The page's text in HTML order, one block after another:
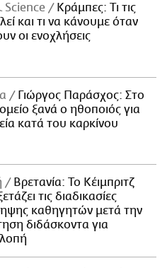
Science
Κράμπες: Τι τις
και τι να κάνουμε όταν
οι ενοχλήσεις
Γιώργος Παράσχος: Στο
ξανά ο ηθοποιός για
κατά του καρκίνου
Βρετανία: Το Κέιμπριτζ
τις διαδικασίες
καθηγητών μετά την
διδάσκοντα για